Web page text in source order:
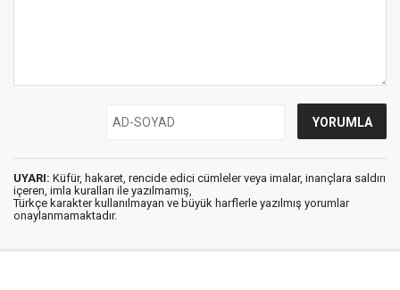
UYARI: Küfür, hakaret, rencide edici cümleler veya imalar, inançlara saldırı
içeren, imla kuralları ile yazılmamış,
Türkçe karakter kullanılmayan ve büyük harflerle yazılmış yorumlar
onaylanmamaktadır.